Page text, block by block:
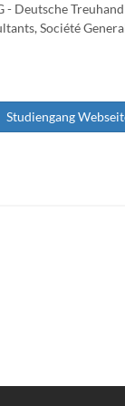
- Deutsche
Société
Studiengang